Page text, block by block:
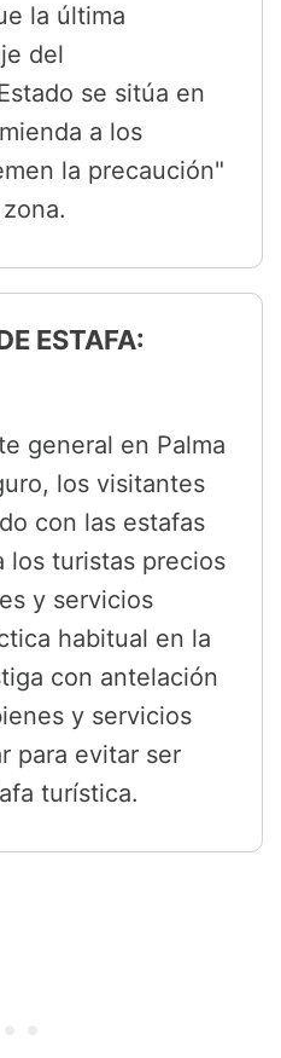
la última
del
se sitúa en
a los
la precaución"
ESTAFA:
general en Palma
los visitantes
con las estafas
los turistas precios
y servicios
habitual en la
con antelación
y servicios
para evitar ser
turística.